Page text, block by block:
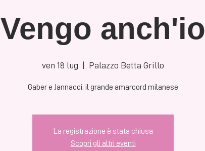
Vengo anch'io
ven 18 lug Palazzo Betta Grillo
Gaber e Jannacci: il grande amarcord milanese
La registrazione è stata chiusa
Scopri gli altri eventi